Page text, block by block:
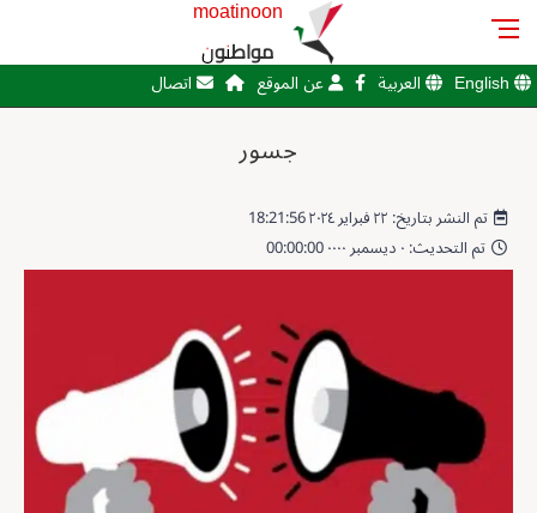
moatinoon
مواطنون
English العربية عن الموقع اتصال
جسور
تم النشر بتاريخ: ٢٢ فبراير ٢٠٢٤ 18:21:56
تم التحديث: ٠ ديسمبر ٠٠٠٠ 00:00:00